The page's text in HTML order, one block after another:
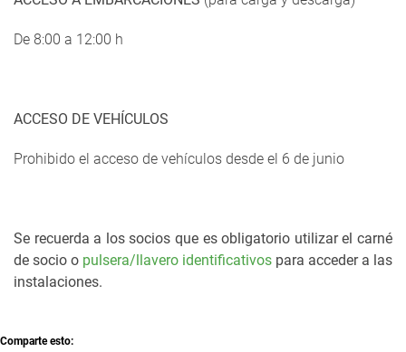
De 8:00 a 12:00 h
ACCESO DE VEHÍCULOS
Prohibido el acceso de vehículos desde el 6 de junio
Se recuerda a los socios que es obligatorio utilizar el carné
de socio o pulsera/llavero identificativos para acceder a las
instalaciones.
Comparte esto: